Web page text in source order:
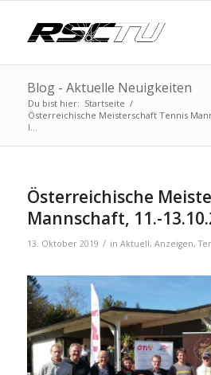
Blog - Aktuelle Neuigkeiten
Du bist hier: Startseite /
Österreichische Meisterschaft Tennis
I...
Österreichische
Mannschaft, 11.-
13. Oktober 2019 / in Aktuell, Anzeigen,